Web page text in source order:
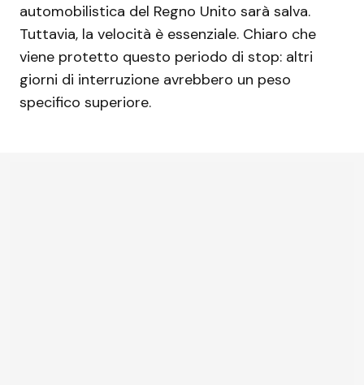
automobilistica del Regno Unito sarà salva.
Tuttavia, la velocità è essenziale. Chiaro che
viene protetto questo periodo di stop: altri
giorni di interruzione avrebbero un peso
specifico superiore.